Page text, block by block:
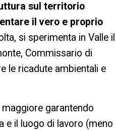
sul territorio
il vero e proprio
si sperimenta in Valle il
Commissario di
le ricadute ambientali e
garantendo
e il luogo di lavoro (meno